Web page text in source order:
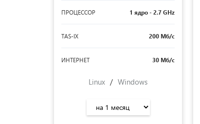
ПРОЦЕССОР 1 ядро - 2.7 GHz
TAS-IX 200 Мб/с
ИНТЕРНЕТ 30 Мб/с
Linux / Windows